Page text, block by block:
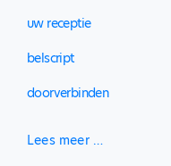
uw receptie
belscript
doorverbinden
Lees meer …